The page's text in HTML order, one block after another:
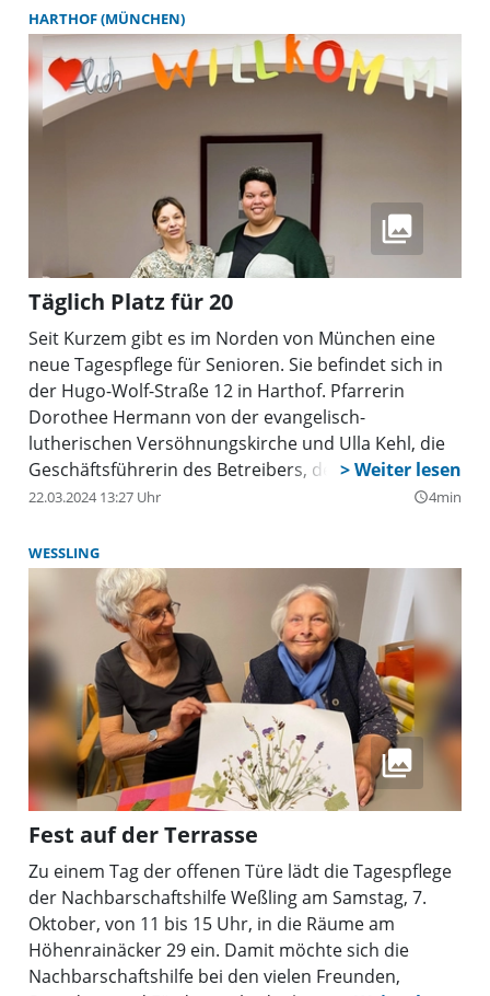
Herausforderungen werden weder für die
stationäre noch für die ambulante Pflege ohne neue
Wege zu lösen sein. Pflege findet zu mehr als 80
Prozent zu Hause statt. Um dem dramatischen
Schwund an Pflegekräften etwas entgegenzusetzen
und um die Versorgung der Pflegebedürftigen zu
sichern, fordern wir deutlich mehr finanzielle und
zeitliche Unterstützung für pflegende Angehörige. In
Bayern werden noch früher als in anderen
Bundesländern bald deutlich weniger Pflegekräfte
nachkommen als in Rente gehen. Die Lücke ist nur
zu schließen, wenn die Nächstenpflege – also die
Pflege zu Hause – von der Politik deutlich gestärkt
wird.”
HARTHOF (MÜNCHEN)
Täglich Platz für 20
Seit Kurzem gibt es im Norden von München eine
neue Tagespflege für Senioren. Sie befindet sich in
der Hugo-Wolf-Straße 12 in Harthof. Pfarrerin
Dorothee Hermann von der evangelisch-
lutherischen Versöhnungskirche und Ulla Kehl, die
Geschäftsführerin des Betreibers, der Mitterfelder
gGmbH, freuen sich, mit diesem Angebot die
erheblich verbessern zu können. Die Einrichtung
bietet täglich Platz für 20 Personen. Sie sorgt bei
den Patienten für Lebensfreude und bei den
Angehörigen für Entlastung.
22.03.2024 13:27 Uhr query_builder4min
WESSLING
Fest auf der Terrasse
Zu einem Tag der offenen Türe lädt die Tagespflege
der Nachbarschaftshilfe Weßling am Samstag, 7.
Oktober, von 11 bis 15 Uhr, in die Räume am
Höhenrainäcker 29 ein. Damit möchte sich die
Nachbarschaftshilfe bei den vielen Freunden,